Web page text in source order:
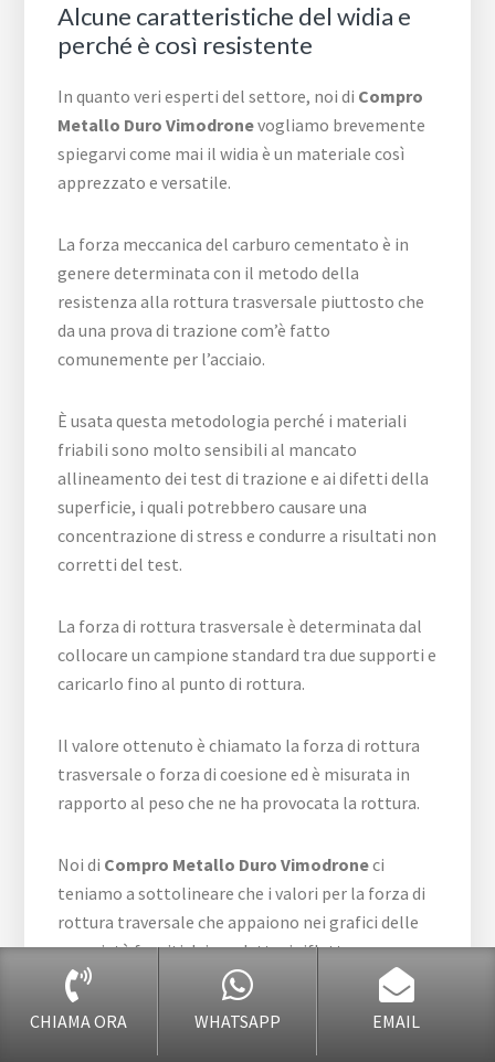
Alcune caratteristiche del widia e
perché è così resistente
In quanto veri esperti del settore, noi di Compro
Metallo Duro Vimodronevogliamo brevemente
spiegarvi come mai il widia è un materiale così
apprezzato e versatile.
La forza meccanica del carburo cementato è in
genere determinata con il metodo della
resistenza alla rottura trasversale piuttosto che
da una prova di trazione com’è fatto
comunemente per l’acciaio.
È usata questa metodologia perché i materiali
friabili sono molto sensibili al mancato
allineamento dei test di trazione e ai difetti della
superficie, i quali potrebbero causare una
concentrazione di stress e condurre a risultati non
corretti del test.
La forza di rottura trasversale è determinata dal
collocare un campione standard tra due supporti e
caricarlo fino al punto di rottura.
Il valore ottenuto è chiamato la forza di rottura
trasversale o forza di coesione ed è misurata in
rapporto al peso che ne ha provocata la rottura.
Noi di Compro Metallo Duro Vimodroneci
teniamo a sottolineare che i valori per la forza di
rottura traversale che appaiono nei grafici delle
proprietà forniti dai produttori riflettono
generalmente la forza meccanica operata solo
per una zona specifica.
CHIAMA ORA WHATSAPP EMAIL